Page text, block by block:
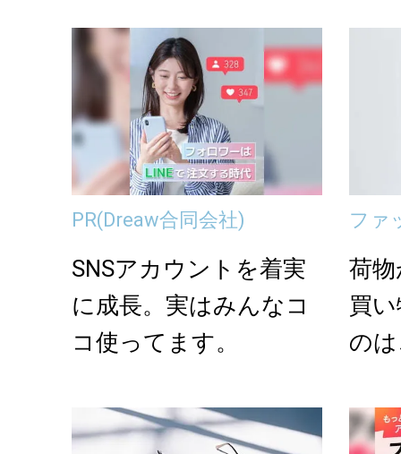
＜...
PR(Dreaw合同会社)
SNSアカウントを着実
に成長。実はみんなコ
コ使ってます。
ファ
荷
買
の
バ...